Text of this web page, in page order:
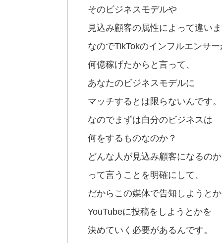
そのビジネスモデルや
見込み顧客の属性によって違いま
なのでTikTokのインフルエンサー
何億稼げたからと言って、
あなたのビジネスモデルに
マッチするとは限らないんです。
なのでまずは自分のビジネスは
何をするものなのか？
どんな人が見込み顧客になるのか
って言うことを明確にして、
だからこの媒体で告知しようとか
YouTubeに投稿をしようとかを
決めていく必要があるんです。